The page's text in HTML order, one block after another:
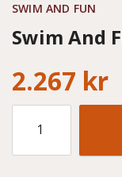
SWIM AND FUN
Swim And
2.267 kr